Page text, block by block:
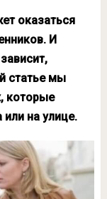
оказаться
И
статье мы
которые
на улице.